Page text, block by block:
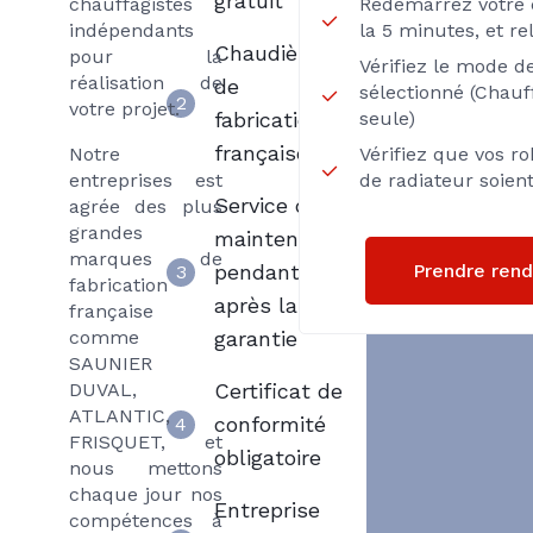
indépendants
pour la
réalisation de
votre projet.
Notre
entreprises est
agrée des plus
grandes
marques de
fabrication
française
comme
SAUNIER
DUVAL,
ATLANTIC,
FRISQUET, et
nous mettons
chaque jour nos
compétences à
la 5 minutes, et
Vérifiez le mode
sélectionné
seule)
Vérifiez que vos
de radiateur
Prendre
2
Chaudière
de
fabrication
française
3
Service de
maintenance
pendant et
après la
garantie
4
Certificat de
conformité
obligatoire
Entreprise